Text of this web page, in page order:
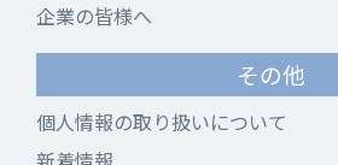
企業の皆様へ
その他
個人情報の取り扱いについて